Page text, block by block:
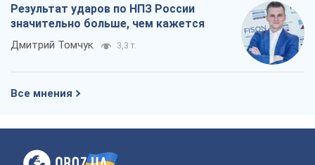
Результат ударов по НПЗ России
значительно больше, чем кажется
Дмитрий Томчук 3,3 т.
Все мнения